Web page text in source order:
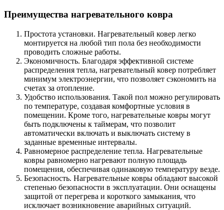
Преимущества нагревательного ковра
Простота установки. Нагревательный ковер легко
монтируется на любой тип пола без необходимости
проводить сложные работы.
Экономичность. Благодаря эффективной системе
распределения тепла, нагревательный ковер потребляет
минимум электроэнергии, что позволяет сэкономить на
счетах за отопление.
Удобство использования. Такой пол можно регулировать
по температуре, создавая комфортные условия в
помещении. Кроме того, нагревательные ковры могут
быть подключены к таймерам, что позволит
автоматически включать и выключать систему в
заданные временные интервалы.
Равномерное распределение тепла. Нагревательные
ковры равномерно нагревают полную площадь
помещения, обеспечивая одинаковую температуру везде.
Безопасность. Нагревательные ковры обладают высокой
степенью безопасности в эксплуатации. Они оснащены
защитой от перегрева и короткого замыкания, что
исключает возникновение аварийных ситуаций.